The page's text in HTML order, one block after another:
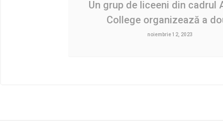
Un grup de liceeni din cadrul
College organizează a
noiembrie 12, 2023